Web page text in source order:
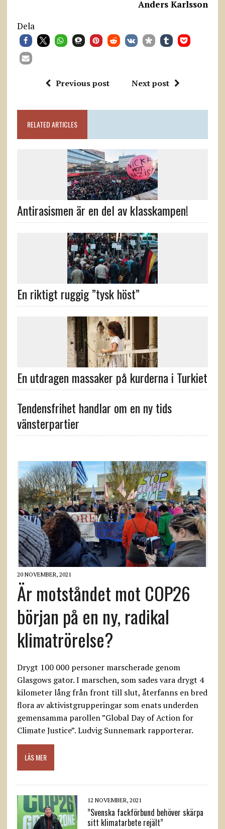
Anders Karlsson
Dela
Previous post Next post
RELATED ARTICLES
Antirasismen är en del av klasskampen!
En riktigt ruggig ”tysk höst”
En utdragen massaker på kurderna i Turkiet
Tendensfrihet handlar om en ny tids
vänsterpartier
20 NOVEMBER, 2021
Är motståndet mot COP26
början på en ny, radikal
klimatrörelse?
Drygt 100 000 personer marscherade genom
Glasgows gator. I marschen, som sades vara drygt 4
kilometer lång från front till slut, återfanns en bred
flora av aktivistgrupperingar som enats underden
gemensamma parollen ”Global Day of Action for
Climate Justice”. Ludvig Sunnemark rapporterar.
LÄS MER
12 NOVEMBER, 2021
”Svenska fackförbund behöver skärpa
sitt klimatarbete rejält”